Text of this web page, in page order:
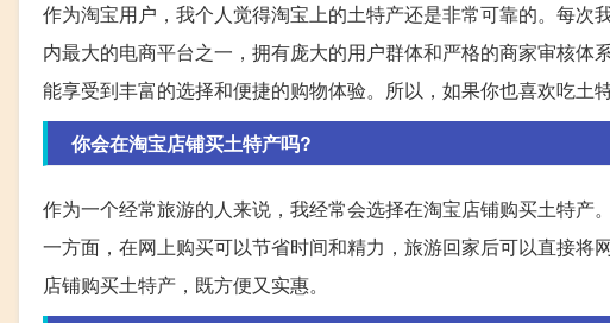
作为淘宝用户，我个人觉得淘宝上的土特产还是非常可靠的。每
内最大的电商平台之一，拥有庞大的用户群体和严格的商家审核
能享受到丰富的选择和便捷的购物体验。所以，如果你也喜欢吃土
你会在淘宝店铺买土特产吗?
作为一个经常旅游的人来说，我经常会选择在淘宝店铺购买土特
一方面，在网上购买可以节省时间和精力，旅游回家后可以直接
店铺购买土特产，既方便又实惠。